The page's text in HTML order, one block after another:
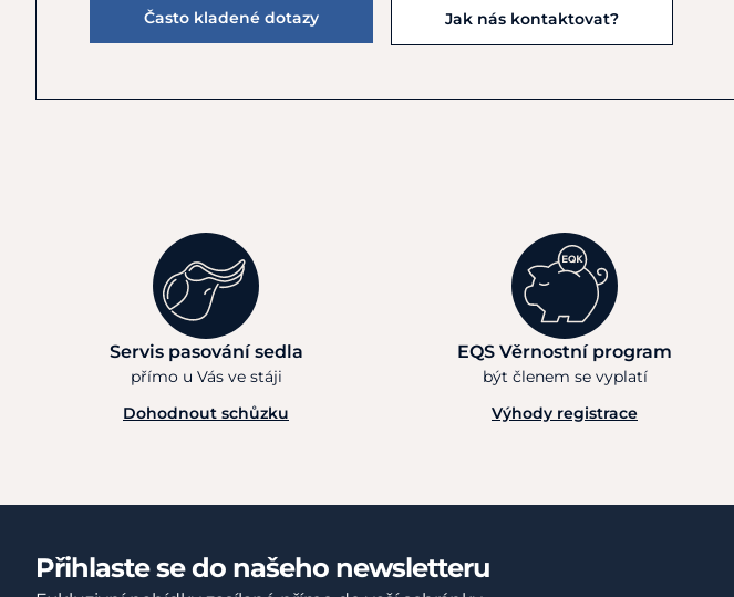
Často kladené dotazy Jak nás kontaktovat?
Servis pasování sedla
přímo u Vás ve stáji
Dohodnout schůzku
EQS Věrnostní program
být členem se vyplatí
Výhody registrace
Přihlaste se do našeho newsletteru